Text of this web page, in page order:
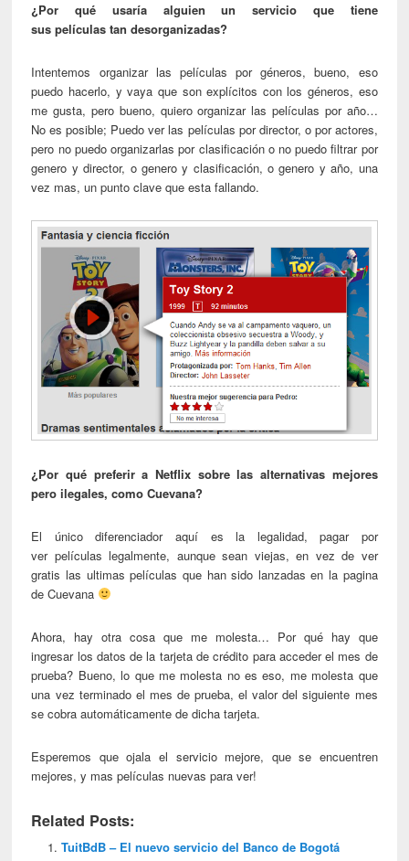
¿Por qué usaría alguien un servicio que tiene
sus películas tan desorganizadas?
Intentemos organizar las películas por géneros, bueno, eso
puedo hacerlo, y vaya que son explícitos con los géneros, eso
me gusta, pero bueno, quiero organizar las películas por año…
No es posible; Puedo ver las películas por director, o por actores,
pero no puedo organizarlas por clasificación o no puedo filtrar por
genero y director, o genero y clasificación, o genero y año, una
vez mas, un punto clave que esta fallando.
¿Por qué preferir a Netflix sobre las alternativas mejores
pero ilegales, como Cuevana?
El único diferenciador aquí es la legalidad, pagar por
ver películas legalmente, aunque sean viejas, en vez de ver
gratis las ultimas películas que han sido lanzadas en la pagina
de Cuevana
Ahora, hay otra cosa que me molesta… Por qué hay que
ingresar los datos de la tarjeta de crédito para acceder el mes de
prueba? Bueno, lo que me molesta no es eso, me molesta que
una vez terminado el mes de prueba, el valor del siguiente mes
se cobra automáticamente de dicha tarjeta.
Esperemos que ojala el servicio mejore, que se encuentren
mejores, y mas películas nuevas para ver!
Related Posts:
TuitBdB – El nuevo servicio del Banco de Bogotá